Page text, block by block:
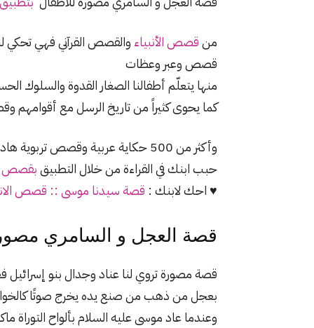
منقصص الأنبياء والقصص القرآني فهي تحكي
قصص وعبر وعظات
منها يتعلّم أطفالنا الصغار القدوة
كما يحوى كثيراً من تاريخ الرسل مع أقوامهم
وأكثر من 500 حكاية عربية وقصص تربوية هادفة للاطفال
حبب ابنك في القراءة من خلال التطبيقبقصص
♥ احك لابنك : قصة سيدنا موسى :: قصص
قصة العجل و السامري
قصة مصورة تروي لنا عناد وجدال بنو
بعجل من ذهب من صنع يده يخرج صوتًا
وعندما عاد موسى عليه السلام بألواح التوراة